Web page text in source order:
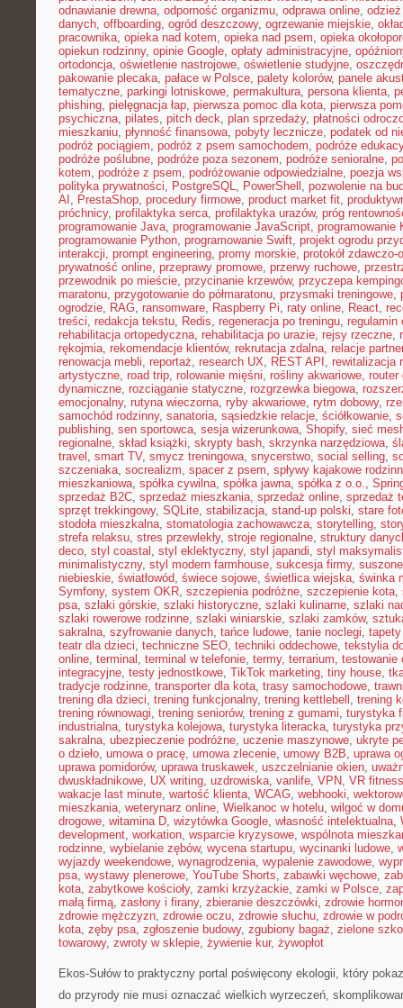
odnawianie drewna, odporność organizmu, odprawa online,
danych, offboarding, ogród deszczowy, ogrzewanie miejskie,
pracownika, opieka nad kotem, opieka nad psem, opieka
opiekun rodzinny, opinie Google, opłaty administracyjne,
ortodoncja, oświetlenie nastrojowe, oświetlenie studyjne,
pakowanie plecaka, pałace w Polsce, palety kolorów, panele
tematyczne, parkingi lotniskowe, permakultura, persona klienta,
phishing, pielęgnacja łap, pierwsza pomoc dla kota, pierwsza
psychiczna, pilates, pitch deck, plan sprzedaży, płatności
mieszkaniu, płynność finansowa, pobyty lecznicze, podatek od
podróż pociągiem, podróż z psem samochodem, podróże
podróże poślubne, podróże poza sezonem, podróże senioralne,
kotem, podróże z psem, podróżowanie odpowiedzialne, poezja
polityka prywatności, PostgreSQL, PowerShell , pozwolenie na
AI , PrestaShop, procedury firmowe, product market fit,
próchnicy, profilaktyka serca, profilaktyka urazów, próg
programowanie Java, programowanie JavaScript, programowanie
programowanie Python, programowanie Swift, projekt ogrodu
interakcji, prompt engineering, promy morskie, protokół zdawczo-
prywatność online, przeprawy promowe, przerwy ruchowe,
przewodnik po mieście, przycinanie krzewów, przyczepa
maratonu, przygotowanie do półmaratonu, przysmaki treningowe,
ogrodzie, RAG, ransomware, Raspberry Pi, raty online, React,
treści, redakcja tekstu, Redis, regeneracja po treningu, regulamin
rehabilitacja ortopedyczna, rehabilitacja po urazie, rejsy rzeczne,
rękojmia, rekomendacje klientów, rekrutacja zdalna, relacje
renowacja mebli, reportaż, research UX, REST API , rewitalizacja
artystyczne, road trip, rolowanie mięśni, rośliny akwariowe, router
dynamiczne, rozciąganie statyczne, rozgrzewka biegowa,
emocjonalny, rutyna wieczorna, ryby akwariowe, rytm dobowy,
samochód rodzinny, sanatoria, sąsiedzkie relacje, ściółkowanie,
publishing, sen sportowca, sesja wizerunkowa, Shopify, sieć
regionalne, skład książki, skrypty bash, skrzynka narzędziowa,
travel , smart TV, smycz treningowa, snycerstwo, social selling,
szczeniaka, socrealizm, spacer z psem, spływy kajakowe
mieszkaniowa, spółka cywilna, spółka jawna, spółka z o.o.,
sprzedaż B2C, sprzedaż mieszkania, sprzedaż online, sprzedaż
sprzęt trekkingowy, SQLite, stabilizacja, stand-up polski, stare
stodoła mieszkalna, stomatologia zachowawcza, storytelling,
strefa relaksu, stres przewlekły, stroje regionalne, struktury
deco, styl coastal , styl eklektyczny, styl japandi, styl
minimalistyczny, styl modern farmhouse, sukcesja firmy,
niebieskie, światłowód, świece sojowe, świetlica wiejska, świnka
Symfony, system OKR, szczepienia podróżne, szczepienie kota,
psa, szlaki górskie, szlaki historyczne, szlaki kulinarne, szlaki
szlaki rowerowe rodzinne, szlaki winiarskie, szlaki zamków,
sakralna, szyfrowanie danych, tańce ludowe, tanie noclegi,
teatr dla dzieci, techniczne SEO, techniki oddechowe, tekstylia
online, terminal , terminal w telefonie, termy, terrarium, testowanie
integracyjne, testy jednostkowe, TikTok marketing, tiny house,
tradycje rodzinne, transporter dla kota, trasy samochodowe,
trening dla dzieci, trening funkcjonalny, trening kettlebell , trening
trening równowagi, trening seniorów, trening z gumami, turystyka
industrialna, turystyka kolejowa, turystyka literacka, turystyka
sakralna, ubezpieczenie podróżne, uczenie maszynowe, ukryte
o dzieło, umowa o pracę, umowa zlecenie, umowy B2B, uprawa
uprawa pomidorów, uprawa truskawek, uszczelnianie okien,
dwuskładnikowe, UX writing, uzdrowiska, vanlife, VPN, VR fitness
wakacje last minute, wartość klienta, WCAG, webhooki,
mieszkania, weterynarz online, Wielkanoc w hotelu, wilgoć w
drogowe, witamina D, wizytówka Google, własność intelektualna,
development, workation, wsparcie kryzysowe, wspólnota
rodzinne, wybielanie zębów, wycena startupu, wycinanki ludowe,
wyjazdy weekendowe, wynagrodzenia, wypalenie zawodowe,
psa, wystawy plenerowe, YouTube Shorts, zabawki węchowe,
kota, zabytkowe kościoły, zamki krzyżackie, zamki w Polsce,
małą firmą, zasłony i firany, zbieranie deszczówki, zdrowie
zdrowie mężczyzn, zdrowie oczu, zdrowie słuchu, zdrowie w
kota, zęby psa, zgłoszenie budowy, zgubiony bagaż, zielone
towarowy, zwroty w sklepie, żywienie kur, żywopłot
Ekos-Sułów to praktyczny portal poświęcony ekologii, który
do przyrody nie musi oznaczać wielkich wyrzeczeń,